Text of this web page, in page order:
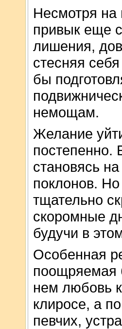
Несмотря на
привык еще
лишения,
стесняя
бы
немощам.
Желание
постепенно.
становясь
поклонов.
тщательно
скоромные
будучи в
Особенная
поощряемая
нем любовь
клиросе, а
певчих,